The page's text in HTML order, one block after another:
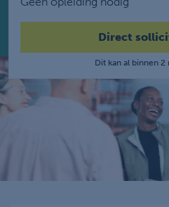
Direct
Dit kan al binnen 2